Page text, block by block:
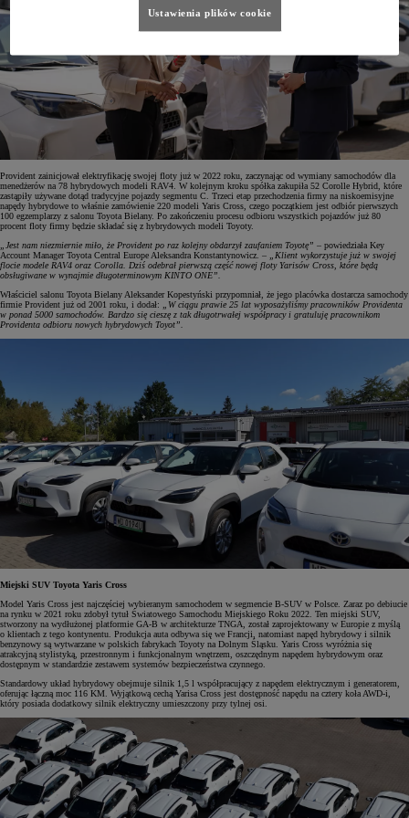
Provident zainicjował elektryfikację swojej floty już w 2022 roku, zaczynając od wymiany samochodów dla
menedżerów na 78 hybrydowych modeli RAV4. W kolejnym kroku spółka zakupiła 52 Corolle Hybrid, które
zastąpiły używane dotąd tradycyjne pojazdy segmentu C. Trzeci etap przechodzenia firmy na niskoemisyjne
napędy hybrydowe to właśnie zamówienie 220 modeli Yaris Cross, czego początkiem jest odbiór pierwszych
100 egzemplarzy z salonu Toyota Bielany. Po zakończeniu procesu odbioru wszystkich pojazdów już 80
procent floty firmy będzie składać się z hybrydowych modeli Toyoty.
„Jest nam niezmiernie miło, że Provident po raz kolejny obdarzył zaufaniem Toyotę” – powiedziała Key
Account Manager Toyota Central Europe Aleksandra Konstantynowicz. –
„Klient wykorzystuje już w swojej
flocie modele RAV4 oraz Corolla. Dziś odebrał pierwszą część nowej floty Yarisów Cross, które będą
obsługiwane w wynajmie długoterminowym KINTO ONE”.
Właściciel salonu Toyota Bielany Aleksander Kopestyński przypomniał, że jego placówka dostarcza samochody
firmie Provident już od 2001 roku, i dodał:
„W ciągu prawie 25 lat wyposażyliśmy pracowników Providenta
w ponad 5000 samochodów. Bardzo się cieszę z tak długotrwałej współpracy i gratuluję pracownikom
Providenta odbioru nowych hybrydowych Toyot”.
Miejski SUV Toyota Yaris Cross
Model Yaris Cross jest najczęściej wybieranym samochodem w segmencie B-SUV w Polsce. Zaraz po debiucie
na rynku w 2021 roku zdobył tytuł Światowego Samochodu Miejskiego Roku 2022. Ten miejski SUV,
stworzony na wydłużonej platformie GA-B w architekturze TNGA, został zaprojektowany w Europie z myślą
o klientach z tego kontynentu. Produkcja auta odbywa się we Francji, natomiast napęd hybrydowy i silnik
benzynowy są wytwarzane w polskich fabrykach Toyoty na Dolnym Śląsku. Yaris Cross wyróżnia się
atrakcyjną stylistyką, przestronnym i funkcjonalnym wnętrzem, oszczędnym napędem hybrydowym oraz
dostępnym w standardzie zestawem systemów bezpieczeństwa czynnego.
Standardowy układ hybrydowy obejmuje silnik 1,5 l współpracujący z napędem elektrycznym i generatorem,
oferując łączną moc 116 KM. Wyjątkową cechą Yarisa Cross jest dostępność napędu na cztery koła AWD-i,
który posiada dodatkowy silnik elektryczny umieszczony przy tylnej osi.
Ustawienia plików cookie